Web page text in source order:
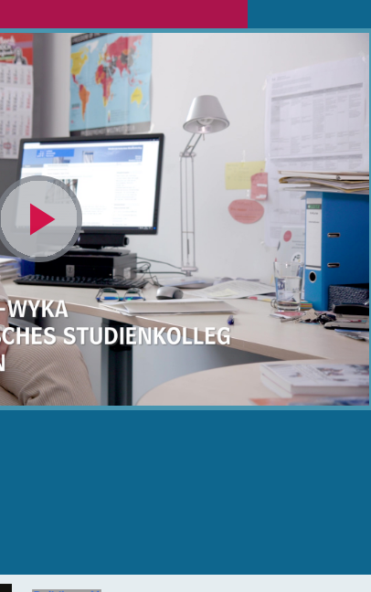
Video
abspielen